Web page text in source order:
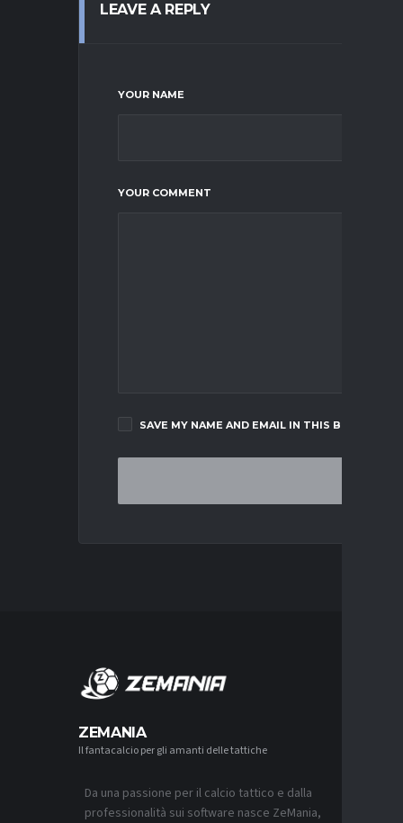
LEAVE A REPLY
YOUR NAME
YOUR COMMENT
SAVE MY NAME AND EMAIL IN THIS BROWSER
ZEMANIA
Il fantacalcio per gli amanti delle tattiche
Da una passione per il calcio tattico e dalla
professionalità sui software nasce ZeMania,